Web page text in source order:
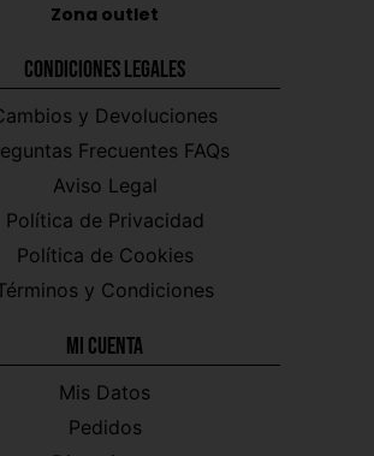
Zona outlet
Condiciones Legales
y Devoluciones
Frecuentes FAQs
Aviso Legal
Política de Privacidad
Política de Cookies
y Condiciones
Mi CUENTA
Mis Datos
Pedidos